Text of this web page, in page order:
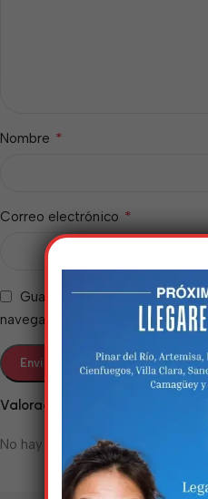
Valoraciones
No hay valoraciones aún.
Nombre *
Correo electrónico *
Guarda mi nombre, correo
navegador para la próxima vez
Estamos
Em breve,
disponível